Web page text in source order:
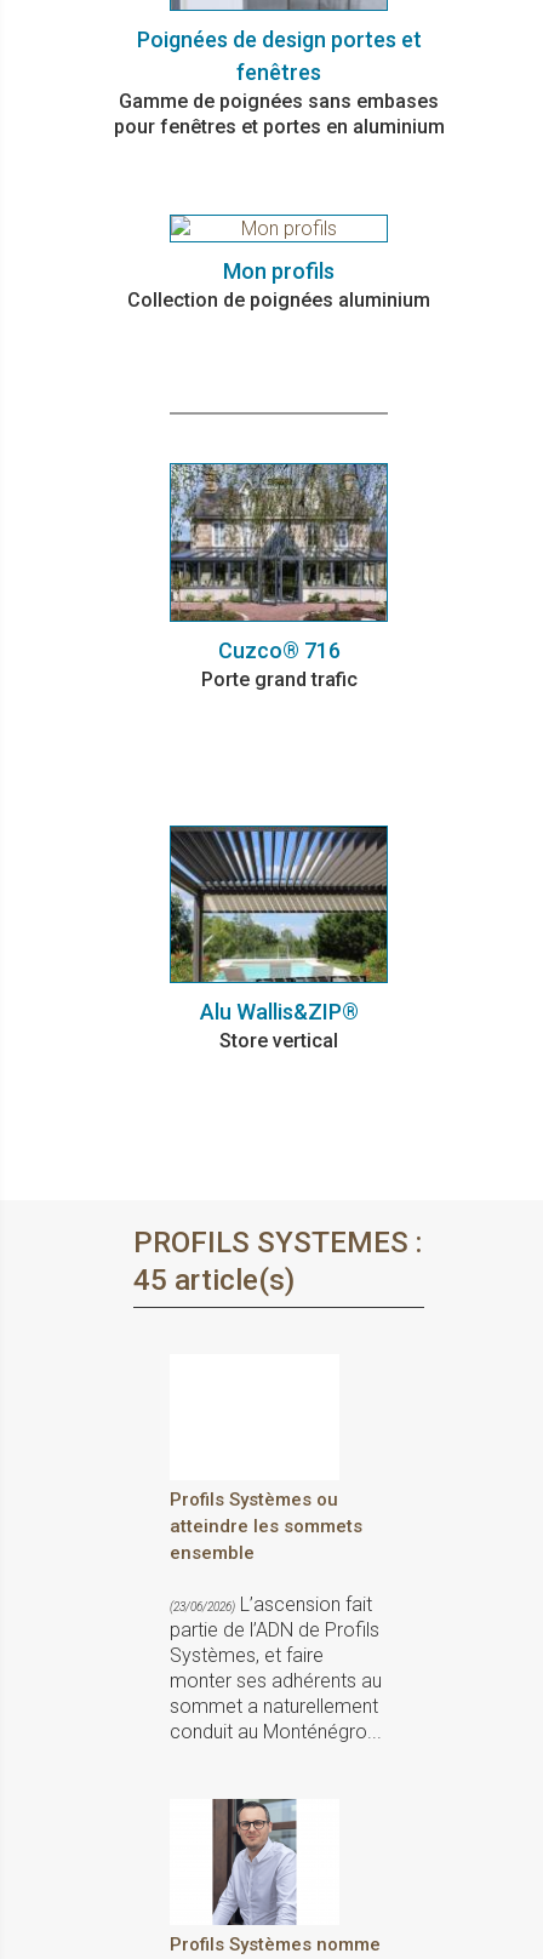
Poignées de design portes et
fenêtres
Gamme de poignées sans embases
pour fenêtres et portes en aluminium
Mon profils
Collection de poignées aluminium
Cuzco® 716
Porte grand trafic
Alu Wallis&ZIP®
Store vertical
PROFILS SYSTEMES :
45 article(s)
Profils Systèmes ou
atteindre les sommets
ensemble
(23/06/2026) L’ascension fait
partie de l’ADN de Profils
Systèmes, et faire
monter ses adhérents au
sommet a naturellement
conduit au Monténégro...
Profils Systèmes nomme